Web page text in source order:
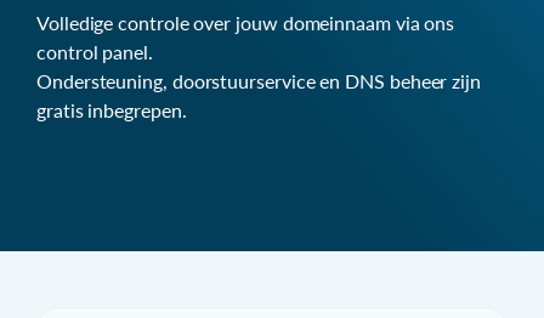
Volledige controle over jouw domeinnaam via ons
control panel.
Ondersteuning, doorstuurservice en DNS beheer zijn
gratis inbegrepen.